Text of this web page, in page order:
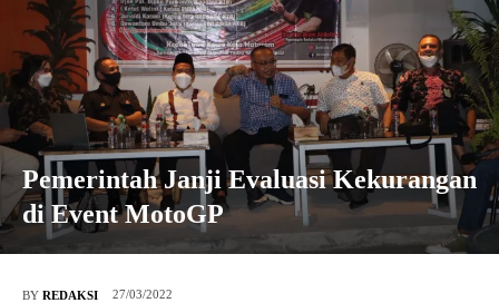
Pemerintah Janji Evaluasi Kekurangan
di Event MotoGP
BY REDAKSI 27/03/2022